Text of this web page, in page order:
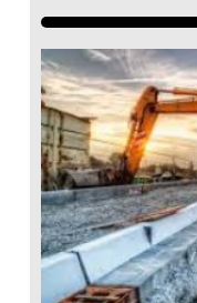
vos projets. Que
l'aménagement
compter sur
réaliser vos